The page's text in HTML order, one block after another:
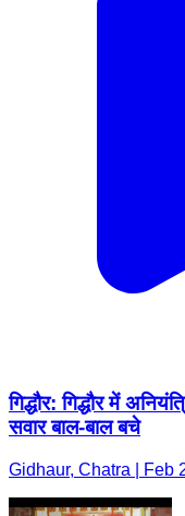
गिद्धौर: गिद्धौर में
सवार बाल-बाल बचे
Gidhaur, Chatra | Feb